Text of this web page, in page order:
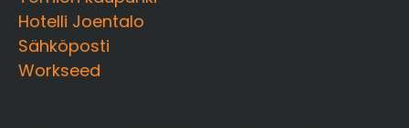
Hotelli Joentalo
Sähköposti
Workseed